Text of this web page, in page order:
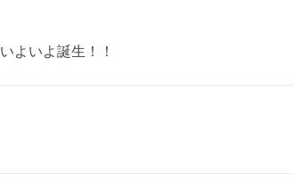
いよいよ誕生！！